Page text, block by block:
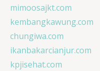
mimoosajkt.com
kembangkawung.com
chungiwa.com
ikanbakarcianjur.com
kpjisehat.com